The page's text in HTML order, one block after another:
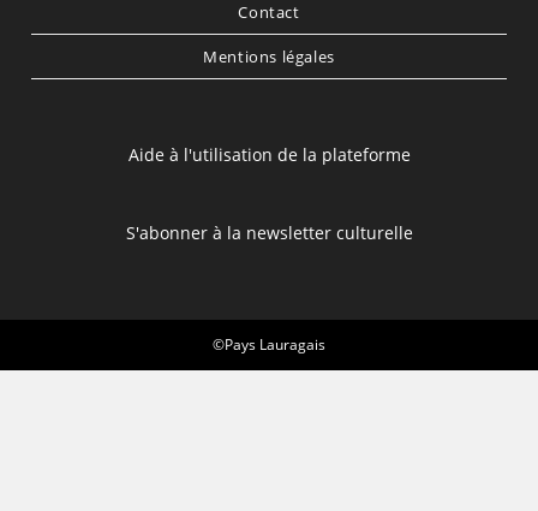
Contact
Mentions légales
Aide à l'utilisation de la plateforme
S'abonner à la newsletter culturelle
©Pays Lauragais